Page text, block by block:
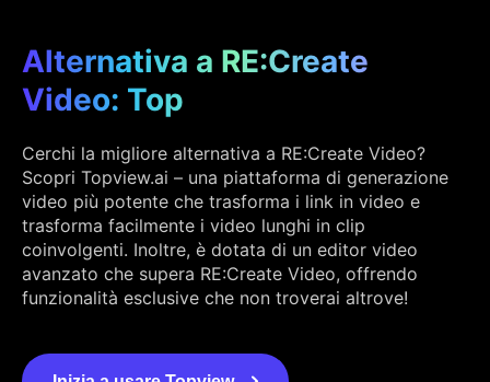
Alternativa a RE:Create
Video: Top
Cerchi la migliore alternativa a RE:Create Video?
Scopri Topview.ai – una piattaforma di generazione
video più potente che trasforma i link in video e
trasforma facilmente i video lunghi in clip
coinvolgenti. Inoltre, è dotata di un editor video
avanzato che supera RE:Create Video, offrendo
funzionalità esclusive che non troverai altrove!